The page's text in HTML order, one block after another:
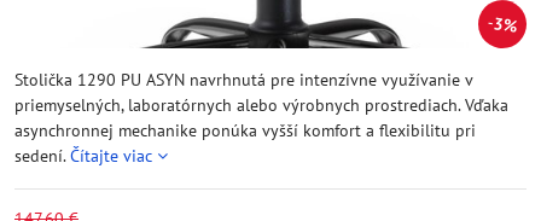
3%
Stolička 1290 PU ASYN navrhnutá pre intenzívne využívanie v
priemyselných, laboratórnych alebo výrobnych prostrediach. Vďaka
asynchronnej mechanike ponúka vyšší komfort a flexibilitu pri
sedení.Čítajte viac